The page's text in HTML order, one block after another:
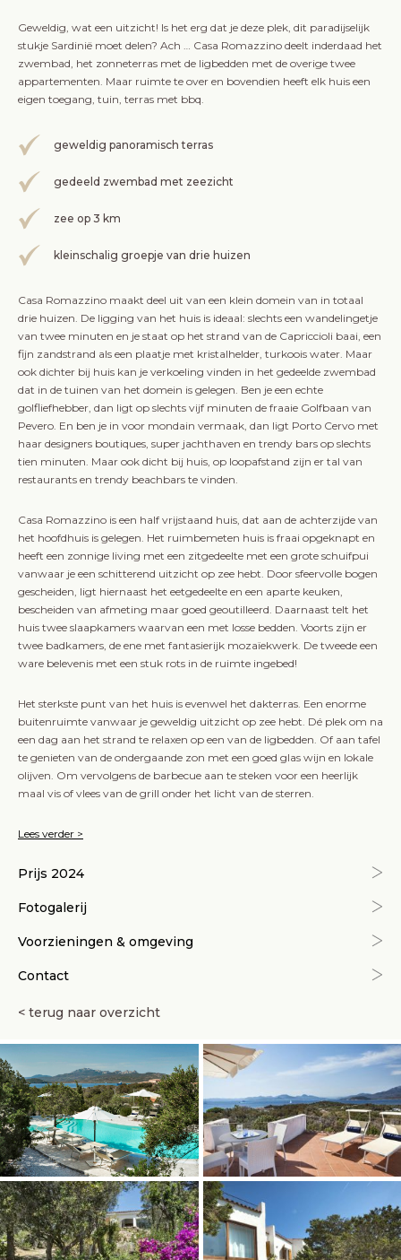
Geweldig, wat een uitzicht! Is het erg dat je deze plek, dit paradijselijk
stukje Sardinië moet delen? Ach … Casa Romazzino deelt inderdaad het
zwembad, het zonneterras met de ligbedden met de overige twee
appartementen. Maar ruimte te over en bovendien heeft elk huis een
eigen toegang, tuin, terras met bbq.
geweldig panoramisch terras
gedeeld zwembad met zeezicht
zee op 3 km
kleinschalig groepje van drie huizen
Casa Romazzino maakt deel uit van een klein domein van in totaal
drie huizen. De ligging van het huis is ideaal: slechts een wandelingetje
van twee minuten en je staat op het strand van de Capriccioli baai, een
fijn zandstrand als een plaatje met kristalhelder, turkoois water. Maar
ook dichter bij huis kan je verkoeling vinden in het gedeelde zwembad
dat in de tuinen van het domein is gelegen. Ben je een echte
golfliefhebber, dan ligt op slechts vijf minuten de fraaie Golfbaan van
Pevero. En ben je in voor mondain vermaak, dan ligt Porto Cervo met
haar designers boutiques, super jachthaven en trendy bars op slechts
tien minuten. Maar ook dicht bij huis, op loopafstand zijn er tal van
restaurants en trendy beachbars te vinden.
Casa Romazzino is een half vrijstaand huis, dat aan de achterzijde van
het hoofdhuis is gelegen. Het ruimbemeten huis is fraai opgeknapt en
heeft een zonnige living met een zitgedeelte met een grote schuifpui
vanwaar je een schitterend uitzicht op zee hebt. Door sfeervolle bogen
gescheiden, ligt hiernaast het eetgedeelte en een aparte keuken,
bescheiden van afmeting maar goed geoutilleerd. Daarnaast telt het
huis twee slaapkamers waarvan een met losse bedden. Voorts zijn er
twee badkamers, de ene met fantasierijk mozaïekwerk. De tweede een
ware belevenis met een stuk rots in de ruimte ingebed!
Het sterkste punt van het huis is evenwel het dakterras. Een enorme
buitenruimte vanwaar je geweldig uitzicht op zee hebt. Dé plek om na
een dag aan het strand te relaxen op een van de ligbedden. Of aan tafel
te genieten van de ondergaande zon met een goed glas wijn en lokale
olijven. Om vervolgens de barbecue aan te steken voor een heerlijk
maal vis of vlees van de grill onder het licht van de sterren.
Lees verder >
Prijs 2024
Fotogalerij
Voorzieningen & omgeving
Contact
< terug naar overzicht